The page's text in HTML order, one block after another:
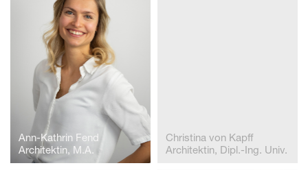
Ann-Kathrin Fend
Architektin, M.A.
Christina von Kapff
Architektin, Dipl.-Ing. Univ.